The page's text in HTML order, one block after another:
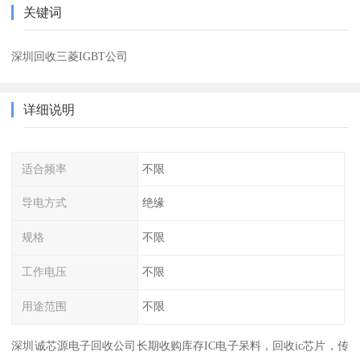
关键词
深圳回收三菱IGBT公司
详细说明
适合频率 不限
导电方式 绝缘
规格 不限
工作电压 不限
用途范围 不限
深圳诚芯源电子回收公司长期收购库存IC电子呆料，回收ic芯片，传